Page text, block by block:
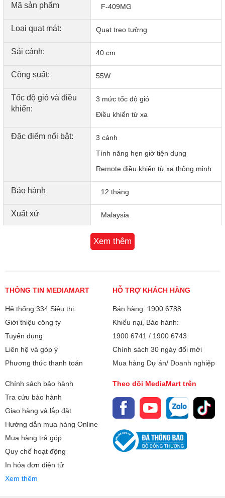
Thiết kế cánh quạt sải rộng cho làn gió trải rộng
Ngoài ra, lồng quạt được thiết kế đan khít vào nhau, tháo
lắp đơn giản, vệ sinh dễ dàng.
Lồng quạt tháo lắp dễ dàng, tiện vệ sinh
Thương hiệu nổi tiếng Nhật Bản
bền cũng như tính năng sử dụng hiệu quả của sản phẩm.
Mã sản phẩm F-409MG
Loại quạt mát: Quạt treo tường
Sải cánh: 40 cm
Công suất: 55W
Tốc độ gió và điều
khiển:
3 mức tốc độ gió
Điều khiển từ xa
Đặc điểm nổi bật:
3 cánh
Tính năng hẹn giờ tiện dụng
Remote điều khiển từ xa thông minh
Bảo hành 12 tháng
Xuất xứ Malaysia
Xem thêm
THÔNG TIN MEDIAMART
Hệ thống 334 Siêu thị
Giới thiệu công ty
Tuyển dụng
Liên hệ và góp ý
Phương thức thanh toán
HỖ TRỢ KHÁCH HÀNG
Bán hàng: 1900 6788
Khiếu nại, Bảo hành:
1900 6741 / 1900 6743
Chính sách 30 ngày đổi mới
Mua hàng Dự án/ Doanh nghiệp
Chính sách bảo hành
Tra cứu bảo hành
Giao hàng và lắp đặt
Hướng dẫn mua hàng Online
Mua hàng trả góp
Quy chế hoạt động
In hóa đơn điện tử
Xem thêm
Theo dõi MediaMart trên